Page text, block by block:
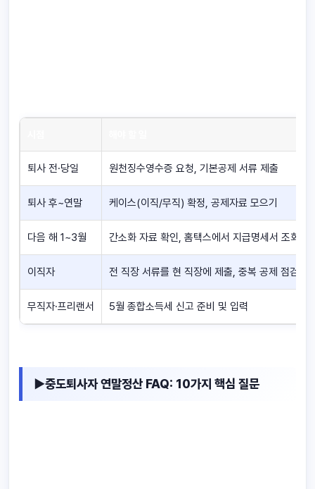
퇴사 전·당일 원천징수영수증 요청, 기본공제 서류 제출
퇴사 후~연말 케이스(이직/무직) 확정, 공제자료 모으기
다음 해 1~3월 간소화 자료 확인, 홈택스에서 지급명세서 조회
이직자 전 직장 서류를 현 직장에 제출, 중복 공제 점검
무직자·프리랜서 5월 종합소득세 신고 준비 및 입력
▶중도퇴사자 연말정산 FAQ: 10가지 핵심 질문